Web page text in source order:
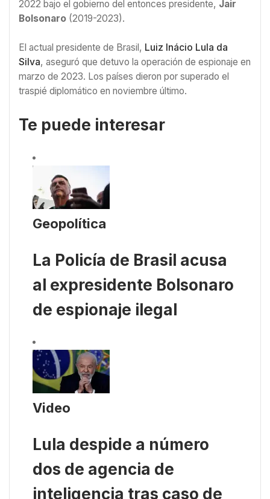
2022 bajo el gobierno del entonces presidente, Jair
Bolsonaro (2019-2023).
El actual presidente de Brasil, Luiz Inácio Lula da
Silva, aseguró que detuvo la operación de espionaje en
marzo de 2023. Los países dieron por superado el
traspié diplomático en noviembre último.
Te puede interesar
Geopolítica
La Policía de Brasil acusa
al expresidente Bolsonaro
de espionaje ilegal
Video
Lula despide a número
dos de agencia de
inteligencia tras caso de